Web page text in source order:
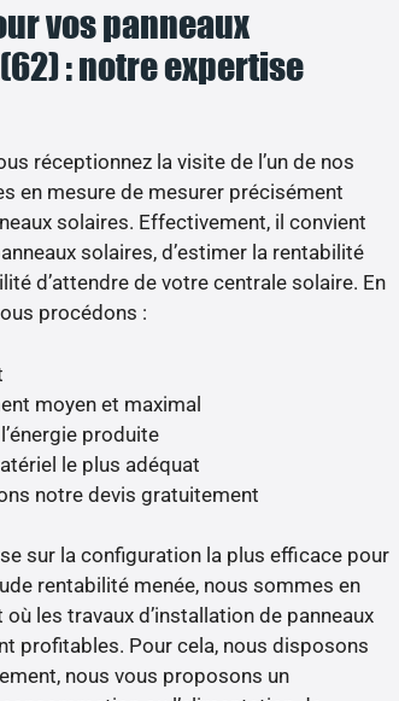
vos panneaux
: notre expertise
réceptionnez la visite de l’un de nos
en mesure de mesurer précisément
solaires. Effectivement, il convient
solaires, d’estimer la rentabilité
d’attendre de votre centrale solaire. En
procédons :
moyen et maximal
produite
le plus adéquat
notre devis gratuitement
sur la configuration la plus efficace pour
rentabilité menée, nous sommes en
les travaux d’installation de panneaux
profitables. Pour cela, nous disposons
nous vous proposons un